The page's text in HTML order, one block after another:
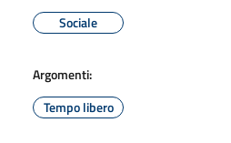
Sociale
Argomenti:
Tempo libero